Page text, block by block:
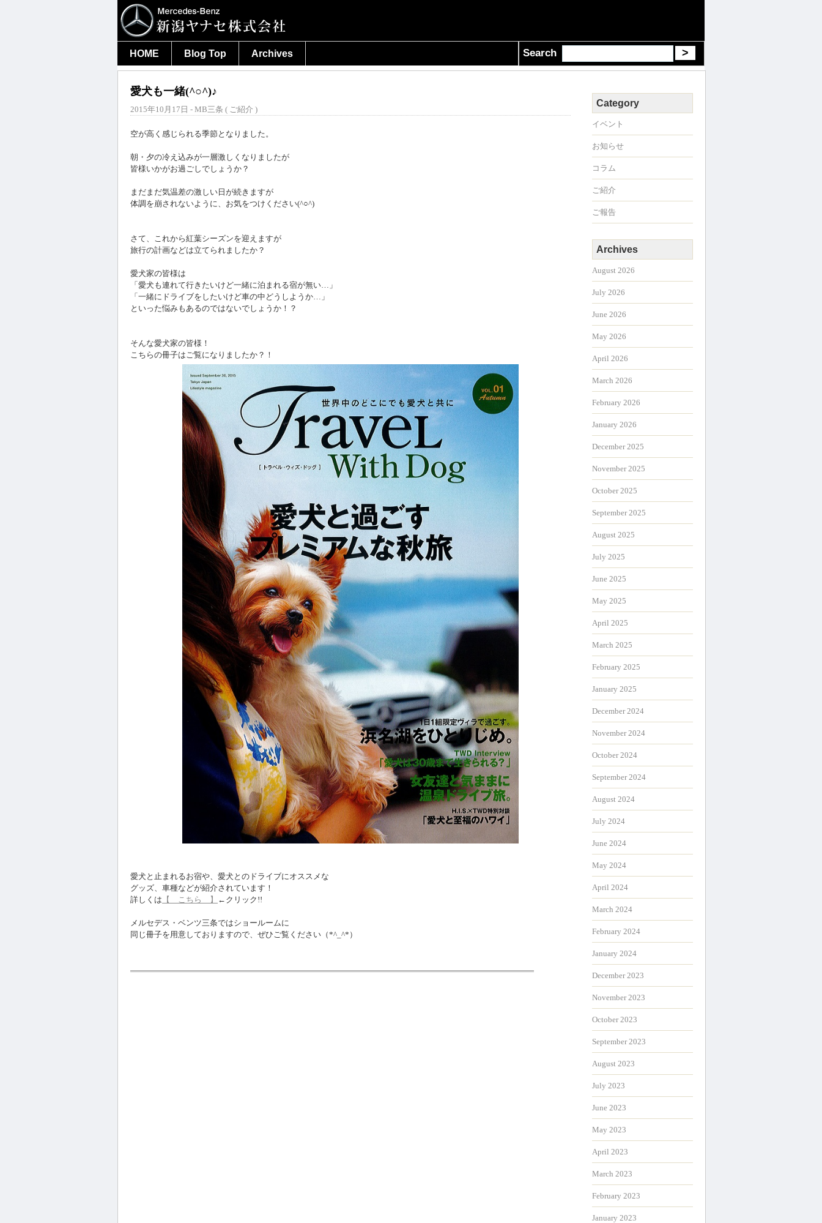
HOME Blog Top Archives Search
愛犬も一緒(^○^)♪
2015年10月17日 - MB三条 ( ご紹介 )
空が高く感じられる季節となりました。
朝・夕の冷え込みが一層激しくなりましたが
皆様いかがお過ごしでしょうか？
まだまだ気温差の激しい日が続きますが
体調を崩されないように、お気をつけください(^○^)
さて、これから紅葉シーズンを迎えますが
旅行の計画などは立てられましたか？
愛犬家の皆様は
「愛犬も連れて行きたいけど一緒に泊まれる宿が無い…」
「一緒にドライブをしたいけど車の中どうしようか…」
といった悩みもあるのではないでしょうか！？
そんな愛犬家の皆様！
こちらの冊子はご覧になりましたか？！
愛犬と止まれるお宿や、愛犬とのドライブにオススメな
グッズ、車種などが紹介されています！
詳しくは 【 こちら 】 ←クリック!!
メルセデス・ベンツ三条ではショールームに
同じ冊子を用意しておりますので、ぜひご覧ください（*^_^*）
Category
イベント
お知らせ
コラム
ご紹介
ご報告
Archives
August 2026
July 2026
June 2026
May 2026
April 2026
March 2026
February 2026
January 2026
December 2025
November 2025
October 2025
September 2025
August 2025
July 2025
June 2025
May 2025
April 2025
March 2025
February 2025
January 2025
December 2024
November 2024
October 2024
September 2024
August 2024
July 2024
June 2024
May 2024
April 2024
March 2024
February 2024
January 2024
December 2023
November 2023
October 2023
September 2023
August 2023
July 2023
June 2023
May 2023
April 2023
March 2023
February 2023
January 2023